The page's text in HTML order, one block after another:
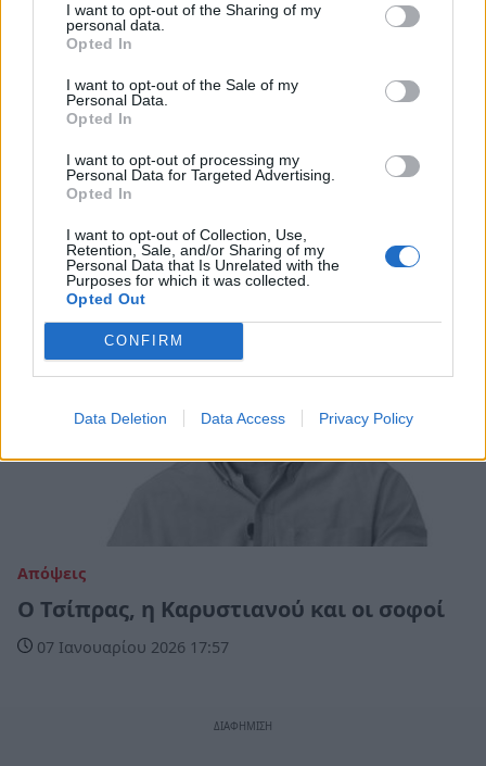
I want to opt-out of the Sharing of my
personal data.
Opted In
I want to opt-out of the Sale of my
Personal Data.
Opted In
I want to opt-out of processing my
Personal Data for Targeted Advertising.
Opted In
I want to opt-out of Collection, Use,
Retention, Sale, and/or Sharing of my
Personal Data that Is Unrelated with the
Purposes for which it was collected.
Opted Out
CONFIRM
Data Deletion Data Access Privacy Policy
Πολιτική
Αλέξης Τσίπρας: Τον Σεπτέμβριο το
τις τράπεζες
03 Απριλίου 2026 10:02
Απόψεις
Ο Τσίπρας, η Καρυστιανού και οι σοφοί
07 Ιανουαρίου 2026 17:57